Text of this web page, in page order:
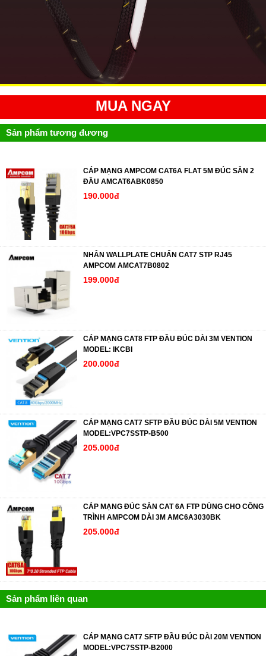
MUA NGAY
Sản phẩm tương đương
CÁP MẠNG AMPCOM CAT6A FLAT 5M ĐÚC SẴN 2
ĐẦU AMCAT6ABK0850
190.000đ
NHÂN WALLPLATE CHUẨN CAT7 STP RJ45
AMPCOM AMCAT7B0802
199.000đ
CÁP MẠNG CAT8 FTP ĐẦU ĐÚC DÀI 3M VENTION
MODEL: IKCBI
200.000đ
CÁP MẠNG CAT7 SFTP ĐẦU ĐÚC DÀI 5M VENTION
MODEL:VPC7SSTP-B500
205.000đ
CÁP MẠNG ĐÚC SẴN CAT 6A FTP DÙNG CHO CÔNG
TRÌNH AMPCOM DÀI 3M AMC6A3030BK
205.000đ
Sản phẩm liên quan
CÁP MẠNG CAT7 SFTP ĐẦU ĐÚC DÀI 20M VENTION
MODEL:VPC7SSTP-B2000